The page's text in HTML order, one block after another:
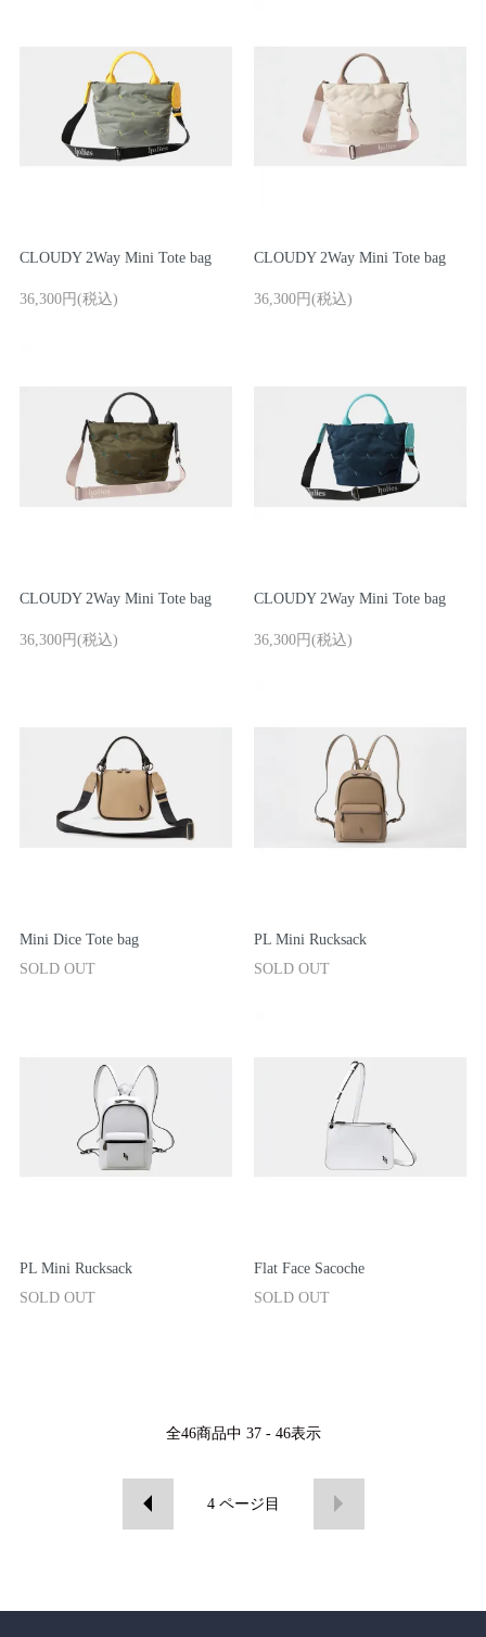
ご利用ガイド
マスミ鞄嚢
CLOUDY 2Way Mini Tote bag
36,300円(税込)
CLOUDY 2Way Mini Tote bag
36,300円(税込)
CLOUDY 2Way Mini Tote bag
36,300円(税込)
CLOUDY 2Way Mini Tote bag
36,300円(税込)
Mini Dice Tote bag
SOLD OUT
PL Mini Rucksack
SOLD OUT
PL Mini Rucksack
SOLD OUT
Flat Face Sacoche
SOLD OUT
全46商品中 37 - 46表示
4 ページ目